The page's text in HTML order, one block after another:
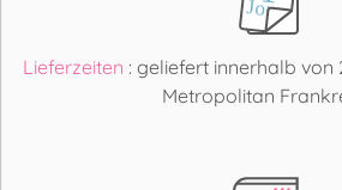
Lieferzeiten : geliefert innerhalb von
Metropolitan